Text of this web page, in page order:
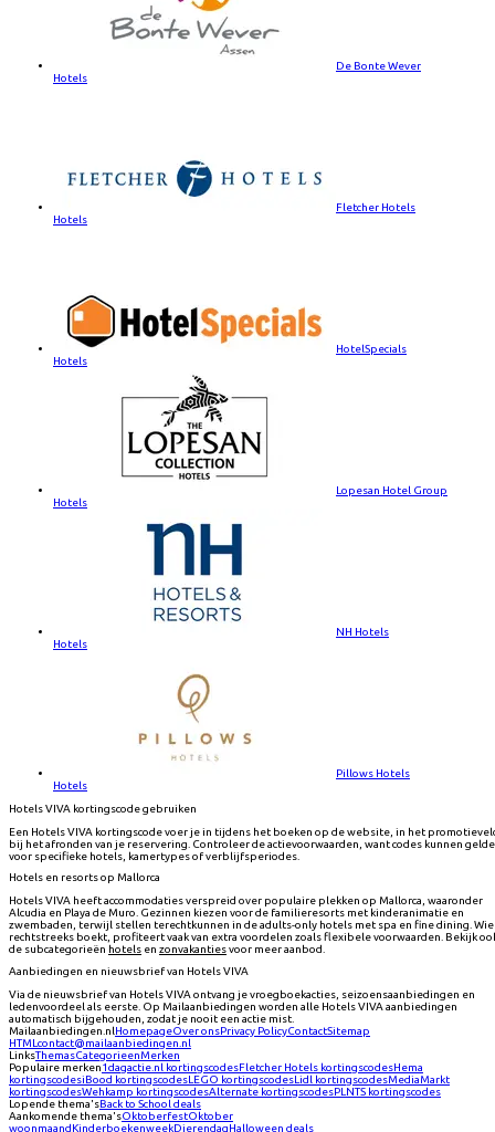
De Bonte Wever
Hotels
Fletcher Hotels
Hotels
HotelSpecials
Hotels
Lopesan Hotel Group
Hotels
NH Hotels
Hotels
Pillows Hotels
Hotels
Hotels VIVA kortingscode gebruiken
Een Hotels VIVA kortingscode voer je in tijdens het boeken op de website, in het
bij het afronden van je reservering. Controleer de actievoorwaarden, want codes kunnen
voor specifieke hotels, kamertypes of verblijfsperiodes.
Hotels en resorts op Mallorca
Hotels VIVA heeft accommodaties verspreid over populaire plekken op Mallorca, waaronder
Alcudia en Playa de Muro. Gezinnen kiezen voor de familieresorts met kinderanimatie en
zwembaden, terwijl stellen terechtkunnen in de adults-only hotels met spa en fine dining. Wie
rechtstreeks boekt, profiteert vaak van extra voordelen zoals flexibele voorwaarden. Bekijk
de subcategorieën hotels en zonvakantiesvoor meer aanbod.
Aanbiedingen en nieuwsbrief van Hotels VIVA
Via de nieuwsbrief van Hotels VIVA ontvang je vroegboekacties, seizoensaanbiedingen en
ledenvoordeel als eerste. Op Mailaanbiedingen worden alle Hotels VIVA aanbiedingen
automatisch bijgehouden, zodat je nooit een actie mist.
Mailaanbiedingen.nlHomepageOver onsPrivacy PolicyContactSitemap
HTML contact@mailaanbiedingen.nl
LinksThemasCategorieenMerken
Populaire merken1dagactie.nl kortingscodesFletcher Hotels kortingscodesHema
kortingscodesiBood kortingscodesLEGO kortingscodesLidl kortingscodesMediaMarkt
kortingscodesWehkamp kortingscodesAlternate kortingscodesPLNTS kortingscodes
Lopende thema'sBack to School deals
Aankomende thema'sOktoberfestOktober
woonmaandKinderboekenweekDierendagHalloween deals